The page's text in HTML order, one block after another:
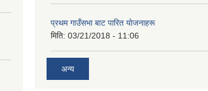
प्रथम गाउँसभा बाट पारित याेजनाहरू
मिति: 03/21/2018 - 11:06
अन्य